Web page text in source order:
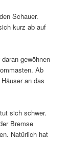
Schauer.
kurz ab auf
gewöhnen
Ab
an das
sich schwer.
Bremse
Natürlich hat